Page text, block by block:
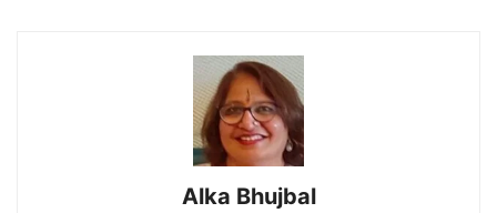
Alka Bhujbal